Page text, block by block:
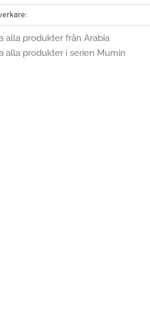
alla produkter från Arabia
alla produkter i serien Mumin